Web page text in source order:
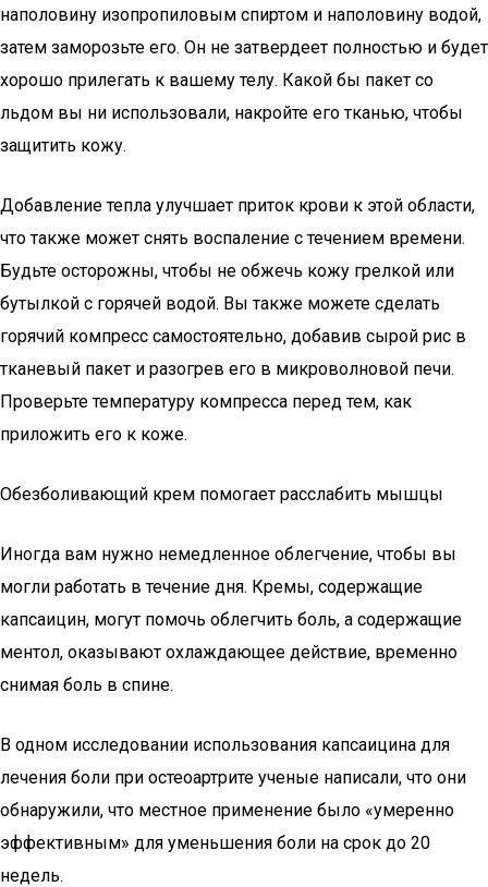
наполовину изопропиловым спиртом и наполовину водой,
затем заморозьте его. Он не затвердеет полностью и будет
хорошо прилегать к вашему телу. Какой бы пакет со
льдом вы ни использовали, накройте его тканью, чтобы
защитить кожу.
Добавление тепла улучшает приток крови к этой области,
что также может снять воспаление с течением времени.
Будьте осторожны, чтобы не обжечь кожу грелкой или
бутылкой с горячей водой. Вы также можете сделать
горячий компресс самостоятельно, добавив сырой рис в
тканевый пакет и разогрев его в микроволновой печи.
Проверьте температуру компресса перед тем, как
приложить его к коже.
Обезболивающий крем помогает расслабить мышцы
Иногда вам нужно немедленное облегчение, чтобы вы
могли работать в течение дня. Кремы, содержащие
капсаицин, могут помочь облегчить боль, а содержащие
ментол, оказывают охлаждающее действие, временно
снимая боль в спине.
В одном исследовании использования капсаицина для
лечения боли при остеоартрите ученые написали, что они
обнаружили, что местное применение было «умеренно
эффективным» для уменьшения боли на срок до 20
недель.